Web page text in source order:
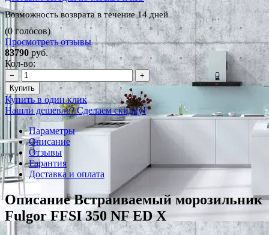
Возможность возврата в течение 14 дней
(0 голосов)
Просмотреть отзывы
83790руб.
Кол-во:
−
+
Купить
Купить в один клик
Нашли дешевле? Сделаем скидку!
Параметры
Описание
Отзывы
Гарантия
Доставка и оплата
Описание Встраиваемый морозильник
Fulgor FFSI 350 NF ED X